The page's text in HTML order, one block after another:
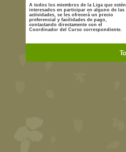
A todos los miembros de la Liga que estén
interesados en participar en alguno de las
actividades, se les ofrecerá un precio
preferencial y facilidades de pago,
contactando directamente con el
Coordinador del Curso correspondiente.